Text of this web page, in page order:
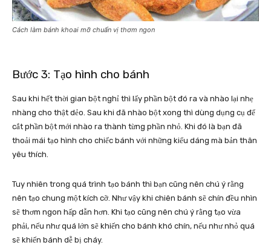
Cách làm bánh khoai mỡ chuẩn vị thơm ngon
Bước 3: Tạo hình cho bánh
Sau khi hết thời gian bột nghỉ thì lấy phần bột đó ra và nhào lại nhẹ
nhàng cho thật dẻo. Sau khi đã nhào bột xong thì dùng dụng cụ để
cắt phần bột mới nhào ra thành từng phần nhỏ. Khi đó là bạn đã
thoải mái tạo hình cho chiếc bánh với những kiểu dáng mà bản thân
yêu thích.
Tuy nhiên trong quá trình tạo bánh thì bạn cũng nên chú ý rằng
nên tạo chung một kích cỡ. Như vậy khi chiên bánh sẽ chín đều nhìn
sẽ thơm ngon hấp dẫn hơn. Khi tạo cũng nên chú ý rằng tạo vừa
phải, nếu như quá lớn sẽ khiến cho bánh khó chín, nếu như nhỏ quá
sẽ khiến bánh dễ bị cháy.